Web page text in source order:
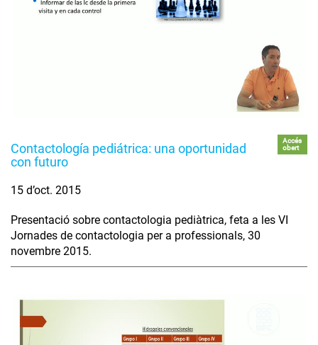
Contactología pediátrica: una oportunidad
con futuro
Accés
obert
15 d’oct. 2015
Presentació sobre contactologia pediàtrica, feta a les VI
Jornades de contactologia per a professionals, 30
novembre 2015.